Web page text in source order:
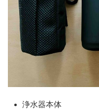
浄水器本体